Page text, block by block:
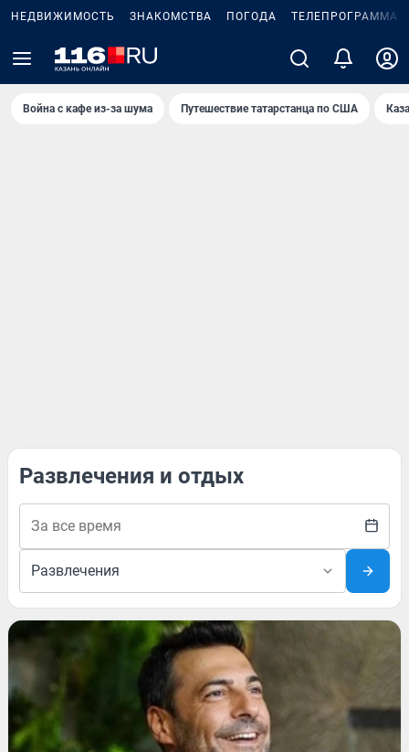
НЕДВИЖИМОСТЬ ЗНАКОМСТВА ПОГОДА ТЕЛЕПРОГРАММА
Война с кафе из-за шума Путешествие татарстанца по США
Развлечения и отдых